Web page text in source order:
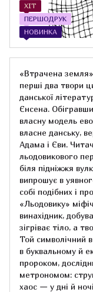
ХІТ
ПЕРШОДРУК
НОВИНКА
«Втрачена
перші два твори
данської
Єнсена.
власну модель
власне данську,
Адама і Єви.
льодовикового
біля підніжжя
випрошує в
собі подібних і
«Льодовику»
винахідник,
зігріває тіло, а
Той символічний
в буквальному й
пророком,
метрономом:
хаос — у дні й